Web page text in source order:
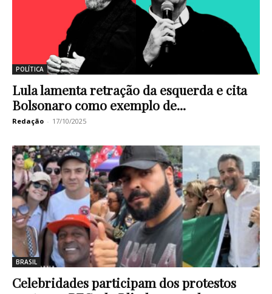
POLÍTICA
Lula lamenta retração da esquerda e cita
Bolsonaro como exemplo de...
Redação - 17/10/2025
BRASIL
Celebridades participam dos protestos